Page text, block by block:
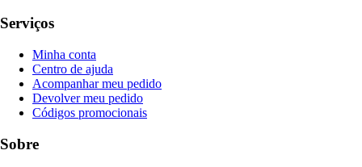
Serviços
Minha conta
Centro de ajuda
Acompanhar meu pedido
Devolver meu pedido
Códigos promocionais
Sobre